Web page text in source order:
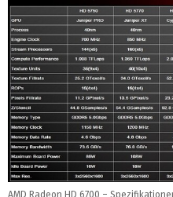
AMD Radeon HD 6700 –